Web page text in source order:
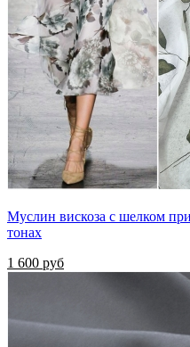
Муслин вискоза с шелком
тонах
1 600 руб